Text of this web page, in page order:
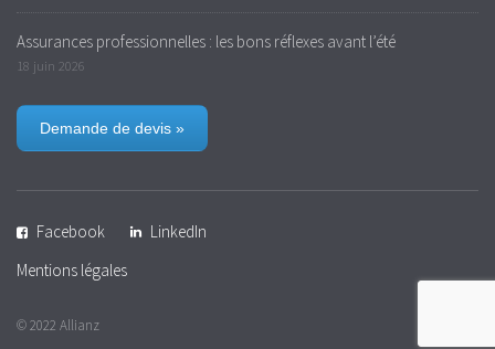
Assurances professionnelles : les bons réflexes avant l’été
18 juin 2026
Demande de devis »
Facebook
LinkedIn
Mentions légales
© 2022 Allianz